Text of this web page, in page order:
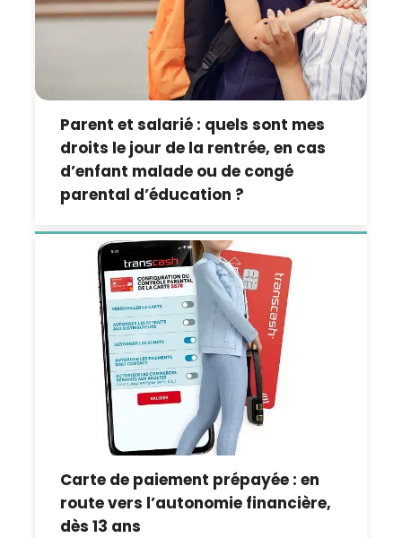
Parent et salarié : quels sont mes
droits le jour de la rentrée, en cas
d’enfant malade ou de congé
parental d’éducation ?
Carte de paiement prépayée : en
route vers l’autonomie financière,
dès 13 ans